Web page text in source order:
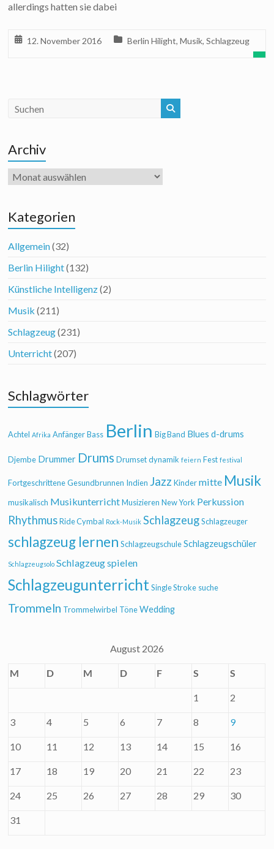
allerdings hatten sie dabei
12. November 2016 Berlin Hilight,Musik,Schlagzeug
Archiv
Archiv
Kategorien
Allgemein(32)
Berlin Hilight(132)
Künstliche Intelligenz(2)
Musik (211)
Schlagzeug(231)
Unterricht(207)
Schlagwörter
Achtel Afrika Anfänger Bass Berlin Big Band Blues d-drums
Djembe Drummer Drums Drumset dynamik feiern Fest festival
Fortgeschrittene Gesundbrunnen Indien Jazz Kinder mitte Musik
musikalisch Musikunterricht Musizieren New York Perkussion
Rhythmus Ride Cymbal Rock-Musik Schlagzeug Schlagzeuger
schlagzeug lernen Schlagzeugschule Schlagzeugschüler
Schlagzeugsolo Schlagzeug spielen
Schlagzeugunterricht Single Stroke suche
Trommeln Trommelwirbel Töne Wedding
August 2026
M D M D F S S
1 2
3 4 5 6 7 8 9
10 11 12 13 14 15 16
17 18 19 20 21 22 23
24 25 26 27 28 29 30
31